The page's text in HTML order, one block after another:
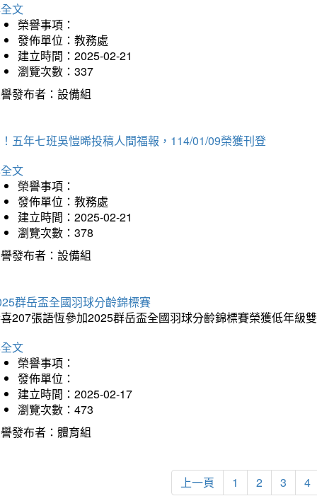
文
榮譽事項：
發佈單位：教務處
建立時間：2025-02-21
瀏覽次數：337
發布者：設備組
五年七班吳愷晞投稿人間福報，114/01/09榮獲刊登
文
榮譽事項：
發佈單位：教務處
建立時間：2025-02-21
瀏覽次數：378
發布者：設備組
群岳盃全國羽球分齡錦標賽
207張語恆參加2025群岳盃全國羽球分齡錦標賽榮獲低年級
文
榮譽事項：
發佈單位：
建立時間：2025-02-17
瀏覽次數：473
發布者：體育組
上一頁 1 2 3 4